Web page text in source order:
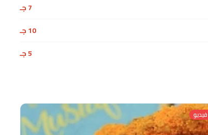
7 جـ
10 جـ
5 جـ
فيديو